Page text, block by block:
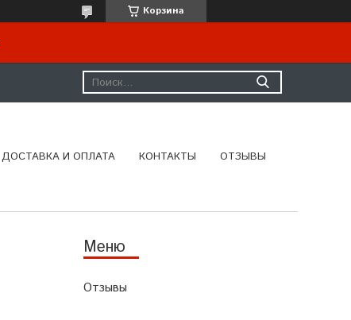
Корзина
ДОСТАВКА И ОПЛАТА КОНТАКТЫ ОТЗЫВЫ
Отзывы